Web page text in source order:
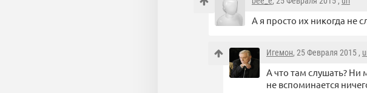
А я просто их никогда не
Игемон, 25 Февраля 2015 ,
А что там слушать? Ни
не вспоминается